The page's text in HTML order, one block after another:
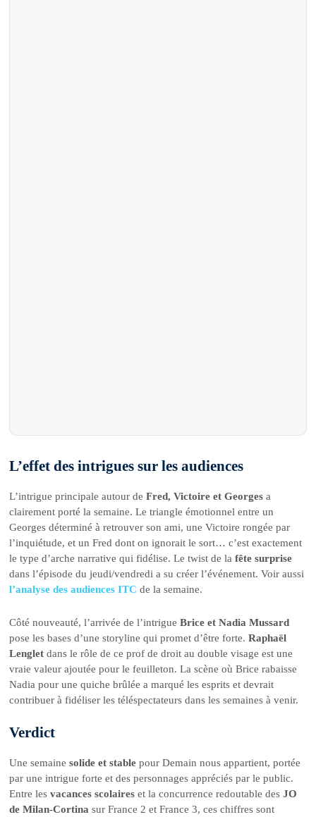
L’effet des intrigues sur les audiences
L’intrigue principale autour deFred, Victoire et Georges a
clairement porté la semaine. Le triangle émotionnel entre un
Georges déterminé à retrouver son ami, une Victoire rongée par
l’inquiétude, et un Fred dont on ignorait le sort… c’est exactement
le type d’arche narrative qui fidélise. Le twist de lafête surprise
dans l’épisode du jeudi/vendredi a su créer l’événement. Voir aussi
l’analyse des audiences ITC de la semaine.
Côté nouveauté, l’arrivée de l’intrigueBrice et Nadia Mussard
pose les bases d’une storyline qui promet d’être forte.Raphaël
Lenglet dans le rôle de ce prof de droit au double visage est une
vraie valeur ajoutée pour le feuilleton. La scène où Brice rabaisse
Nadia pour une quiche brûlée a marqué les esprits et devrait
contribuer à fidéliser les téléspectateurs dans les semaines à venir.
Verdict
Une semainesolide et stable pour Demain nous appartient, portée
par une intrigue forte et des personnages appréciés par le public.
Entre lesvacances scolaires et la concurrence redoutable desJO
de Milan-Cortina sur France 2 et France 3, ces chiffres sont